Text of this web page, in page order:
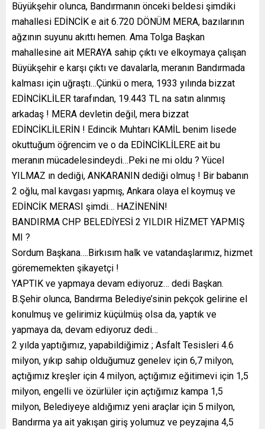
Büyükşehir olunca, Bandırmanın önceki beldesi şimdiki
mahallesi EDİNCİK e ait 6.720 DÖNÜM MERA, bazılarının
ağzının suyunu akıttı hemen. Ama Tolga Başkan
mahallesine ait MERAYA sahip çıktı ve elkoymaya çalışan
Büyükşehir e karşı çıktı ve davalarla, meranın Bandırmada
kalması için uğraştı…Çünkü o mera, 1933 yılında bizzat
EDİNCİKLİLER tarafından, 19.443 TL na satın alınmış
arkadaş ! MERA devletin değil, mera bizzat
EDİNCİKLİLERİN ! Edincik Muhtarı KAMİL benim lisede
okuttuğum öğrencim ve o da EDİNCİKLİLERE ait bu
meranın mücadelesindeydi…Peki ne mi oldu ? Yücel
YILMAZ ın dediği, ANKARANIN dediği olmuş ! Bir babanın
2 oğlu, mal kavgası yapmış, Ankara olaya el koymuş ve
EDİNCİK MERASI şimdi… HAZİNENİN!
BANDIRMA CHP BELEDİYESİ 2 YILDIR HİZMET YAPMIŞ
MI ?
Sordum Başkana….Birkısım halk ve vatandaşlarımız, hizmet
görememekten şikayetçi !
YAPTIK ve yapmaya devam ediyoruz… dedi Başkan.
B.Şehir olunca, Bandırma Belediye’sinin pekçok gelirine el
konulmuş ve gelirimiz küçülmüş olsa da, yaptık ve
yapmaya da, devam ediyoruz dedi…
2 yılda yaptığımız, yapabildiğimiz ; Asfalt Tesisleri 4.6
milyon, yıkıp sahip olduğumuz genelev için 6,7 milyon,
açtığımız kreşler için 4 milyon, açtığımız eğitimevi için 1,5
milyon, engelli ve özürlüler için açtığımız kampa 1,5
milyon, Belediyeye aldığımız yeni araçlar için 5 milyon,
Bandırma ya ait yakışan giriş yolumuz ve peyzajına 4,5